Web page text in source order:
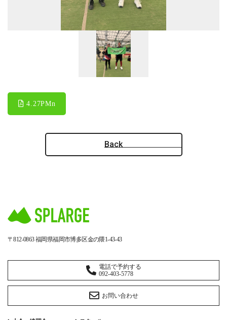
4.27PMn
Back
〒812-0863福岡県福岡市博多区金の隈1-43-43
電話で予約する
092-403-5778
お問い合わせ